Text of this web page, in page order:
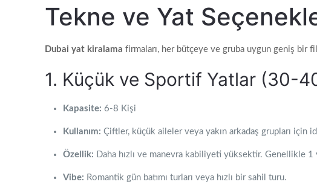
Tekne ve Yat
Dubai yat kiralama firmaları, her bütçeye ve gruba uygun geniş bir
1. Küçük ve Sportif Yatlar (30-
Kapasite: 6-8 Kişi
Kullanım: Çiftler, küçük aileler veya yakın arkadaş grupları için
Özellik: Daha hızlı ve manevra kabiliyeti yüksektir. Genellikle
Vibe: Romantik gün batımı turları veya hızlı bir sahil turu.